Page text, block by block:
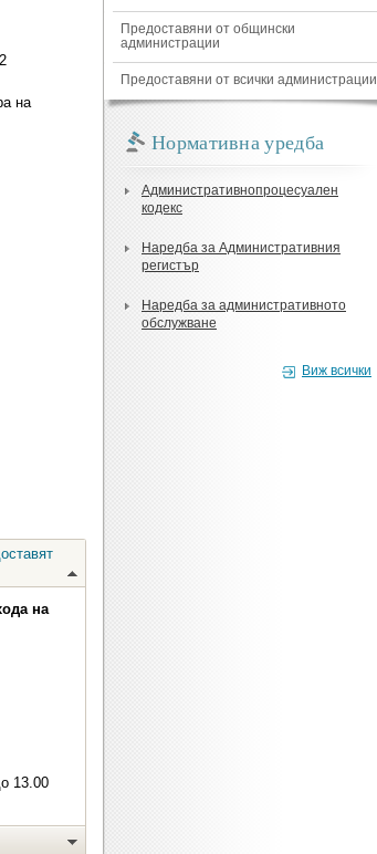
на
на
13.00
Предоставяни от общински
администрации
Предоставяни от всички администрации
Нормативна уредба
Административнопроцесуален
кодекс
Наредба за Административния
регистър
Наредба за административното
обслужване
Виж всички